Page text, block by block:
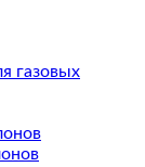
газовых